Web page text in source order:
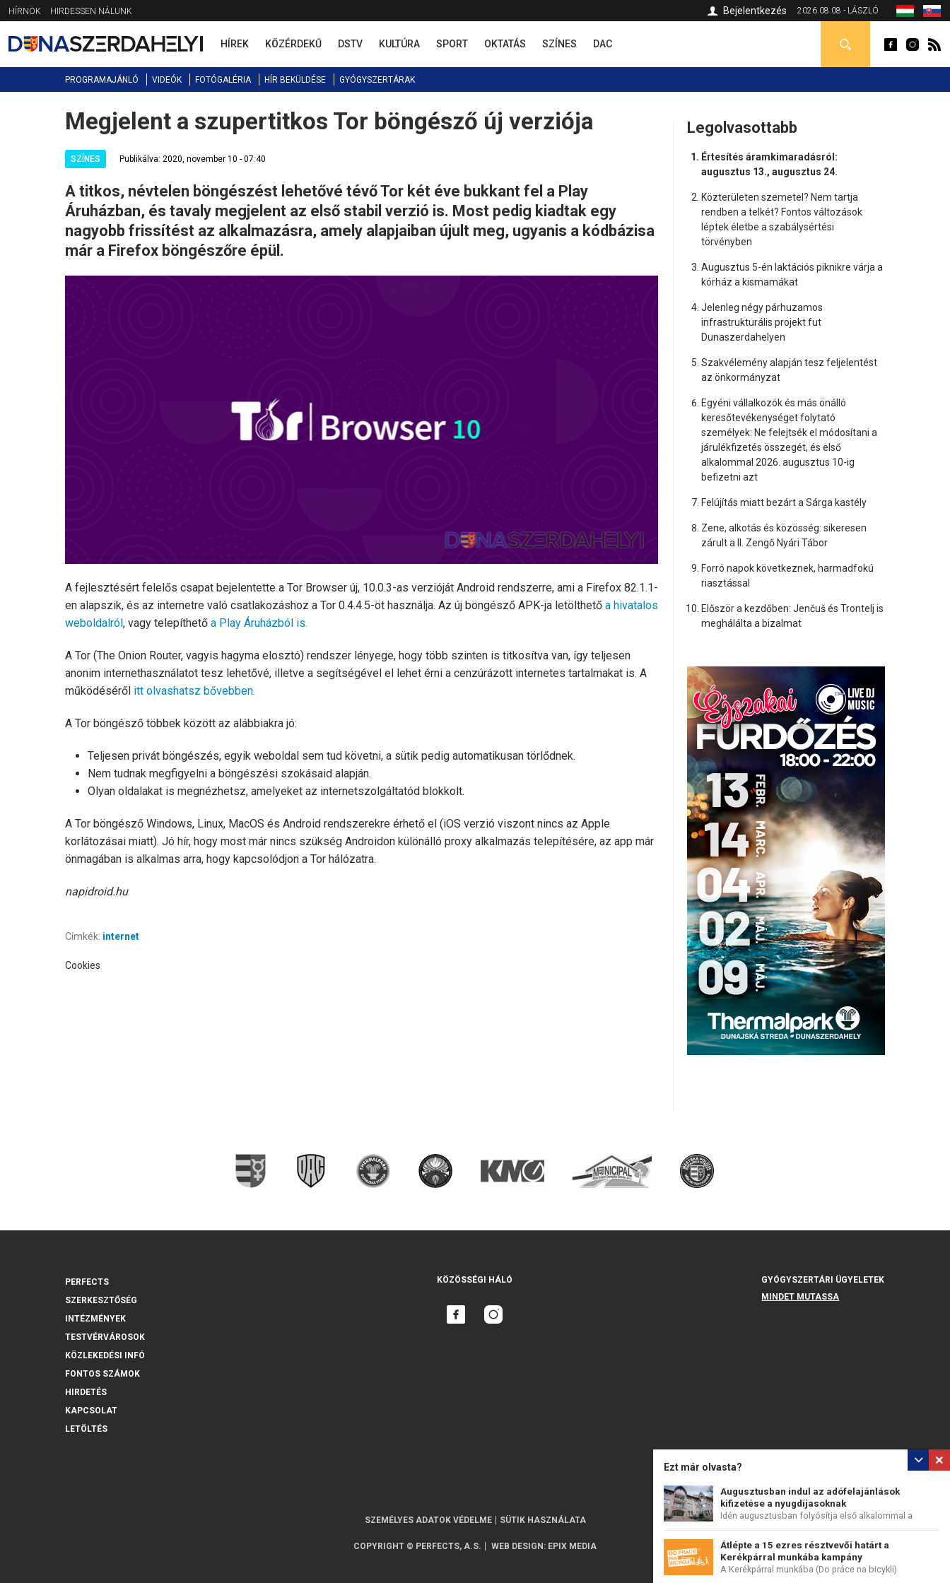
Jump
to
navigation
HÍRNÖK HIRDESSEN NÁLUNK 2026.08.08 - LÁSZLÓ
Bejelentkezés
HÍREK KÖZÉRDEKŰ DSTV KULTÚRA SPORT OKTATÁS SZÍNES DAC
PROGRAMAJÁNLÓ VIDEÓK FOTÓGALÉRIA HÍR BEKÜLDÉSE GYÓGYSZERTÁRAK
Back
to
Megjelent a szupertitkos Tor böngésző új verziója
SZÍNES Publikálva: 2020, november 10 - 07:40
A titkos, névtelen böngészést lehetővé tévő Tor két éve bukkant fel a Play
Áruházban, és tavaly megjelent az első stabil verzió is. Most pedig kiadtak egy
nagyobb frissítést az alkalmazásra, amely alapjaiban újult meg, ugyanis a kódbázisa
már a Firefox böngészőre épül.
A fejlesztésért felelős csapat bejelentette a Tor Browser új, 10.0.3-as verzióját Android rendszerre, ami a Firefox 82.1.1-
en alapszik, és az internetre való csatlakozáshoz a Tor 0.4.4.5-öt használja. Az új böngésző APK-ja letölthető a hivatalos
weboldalról, vagy telepíthető a Play Áruházból is.
A Tor (The Onion Router, vagyis hagyma elosztó) rendszer lényege, hogy több szinten is titkosítva van, így teljesen
anonim internethasználatot tesz lehetővé, illetve a segítségével el lehet érni a cenzúrázott internetes tartalmakat is. A
működéséről itt olvashatsz bővebben.
A Tor böngésző többek között az alábbiakra jó:
Teljesen privát böngészés, egyik weboldal sem tud követni, a sütik pedig automatikusan törlődnek.
Nem tudnak megfigyelni a böngészési szokásaid alapján.
Olyan oldalakat is megnézhetsz, amelyeket az internetszolgáltatód blokkolt.
A Tor böngésző Windows, Linux, MacOS és Android rendszerekre érhető el (iOS verzió viszont nincs az Apple
korlátozásai miatt). Jó hír, hogy most már nincs szükség Androidon különálló proxy alkalmazás telepítésére, az app már
önmagában is alkalmas arra, hogy kapcsolódjon a Tor hálózatra.
napidroid.hu
Ezt már olvasta?
Augusztusban indul az adófelajánlások
kifizetése a nyugdíjasoknak
Idén augusztusban folyósítja első alkalommal a
Szociális...
Átlépte a 15 ezres résztvevői határt a
Kerékpárral munkába kampány
A Kerékpárral munkába (Do práce na bicykli)
Címkék: internet
Cookies
Legolvasottabb
Értesítés áramkimaradásról:
augusztus 13., augusztus 24.
Közterületen szemetel? Nem tartja
rendben a telkét? Fontos változások
léptek életbe a szabálysértési
törvényben
Augusztus 5-én laktációs piknikre várja a
kórház a kismamákat
Jelenleg négy párhuzamos
infrastrukturális projekt fut
Dunaszerdahelyen
Szakvélemény alapján tesz feljelentést
az önkormányzat
Egyéni vállalkozók és más önálló
keresőtevékenységet folytató
személyek: Ne felejtsék el módosítani a
járulékfizetés összegét, és első
alkalommal 2026. augusztus 10-ig
befizetni azt
Felújítás miatt bezárt a Sárga kastély
Zene, alkotás és közösség: sikeresen
zárult a II. Zengő Nyári Tábor
Forró napok következnek, harmadfokú
riasztással
Először a kezdőben: Jenčuš és Trontelj is
meghálálta a bizalmat
PERFECTS
SZERKESZTŐSÉG
INTÉZMÉNYEK
TESTVÉRVÁROSOK
KÖZLEKEDÉSI INFÓ
FONTOS SZÁMOK
HIRDETÉS
KAPCSOLAT
LETÖLTÉS
KÖZÖSSÉGI HÁLÓ
GYÓGYSZERTÁRI ÜGYELETEK
MINDET MUTASSA
SZEMÉLYES ADATOK VÉDELME SÜTIK HASZNÁLATA
COPYRIGHT © PERFECTS, A.S. WEB DESIGN : EPIX MEDIA